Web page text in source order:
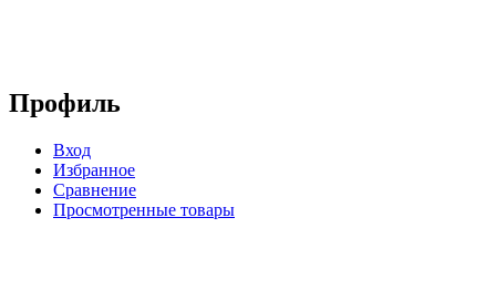
Профиль
Вход
Избранное
Сравнение
Просмотренные товары